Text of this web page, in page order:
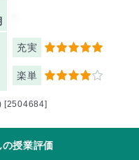
充実 5
楽単 4
[2504684]
の授業評価